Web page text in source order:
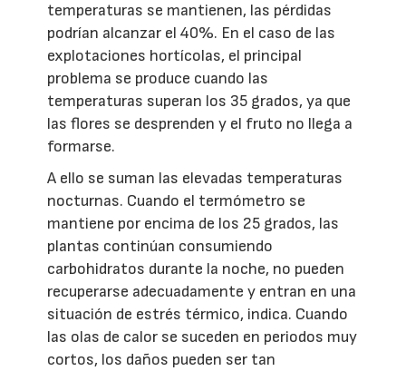
temperaturas se mantienen, las pérdidas
podrían alcanzar el 40%. En el caso de las
explotaciones hortícolas, el principal
problema se produce cuando las
temperaturas superan los 35 grados, ya que
las flores se desprenden y el fruto no llega a
formarse.
A ello se suman las elevadas temperaturas
nocturnas. Cuando el termómetro se
mantiene por encima de los 25 grados, las
plantas continúan consumiendo
carbohidratos durante la noche, no pueden
recuperarse adecuadamente y entran en una
situación de estrés térmico, indica. Cuando
las olas de calor se suceden en periodos muy
cortos, los daños pueden ser tan